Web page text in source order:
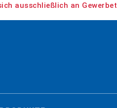
ausschließlich an